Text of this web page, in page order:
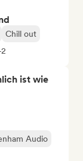
Chill out
ist wie
Audio